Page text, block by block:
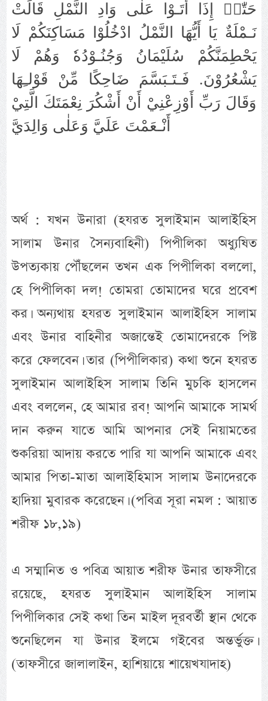
حَتّٰىۤ إِذَا أَتَـوْا عَلٰى وَادِ النَّمْلِ قَالَتْ
نَـمْلَةٌ يَا أَيُّهَا النَّمْلُ ادْخُلُوْا مَسَاكِنَكُمْ لَا
يَحْطِمَنَّكُمْ سُلَيْمَانُ وَجُنُـوْدُهٗ وَهُمْ لَا
يَشْعُرُوْنَ.‏ فَـتَـبَسَّمَ ضَاحِكًا مِّنْ قَوْلـِهَا
وَقَالَ رَبِّ أَوْزِعْنِيْ أَنْ أَشْكُرَ نِعْمَتَكَ الَّتِيْ
أَنْـعَمْتَ عَلَيَّ وَعَلٰى وَالِدَيَّ
অর্থ : যখন উনারা (হযরত সুলাইমান আলাইহিস
সালাম উনার সৈন্যবাহিনী) পিপীলিকা অধ্যুষিত
উপত্যকায় পৌঁছলেন তখন এক পিপীলিকা বললো,
হে পিপীলিকা দল! তোমরা তোমাদের ঘরে প্রবেশ
কর। অন্যথায় হযরত সুলাইমান আলাইহিস সালাম
এবং উনার বাহিনীর অজান্তেই তোমাদেরকে পিষ্ট
করে ফেলবেন। তার (পিপীলিকার) কথা শুনে হযরত
সুলাইমান আলাইহিস সালাম তিনি মুচকি হাসলেন
এবং বললেন, হে আমার রব! আপনি আমাকে সামর্থ
দান করুন যাতে আমি আপনার সেই নিয়ামতের
শুকরিয়া আদায় করতে পারি যা আপনি আমাকে এবং
আমার পিতা-মাতা আলাইহিমাস সালাম উনাদেরকে
হাদিয়া মুবারক করেছেন। (পবিত্র সূরা নমল : আয়াত
শরীফ ১৮,১৯)
এ সম্মানিত ও পবিত্র আয়াত শরীফ উনার তাফসীরে
রয়েছে, হযরত সুলাইমান আলাইহিস সালাম
পিপীলিকার সেই কথা তিন মাইল দূরবর্তী স্থান থেকে
শুনেছিলেন যা উনার ইলমে গইবের অন্তর্ভুক্ত।
(তাফসীরে জালালাইন, হাশিয়ায়ে শায়েখযাদাহ)